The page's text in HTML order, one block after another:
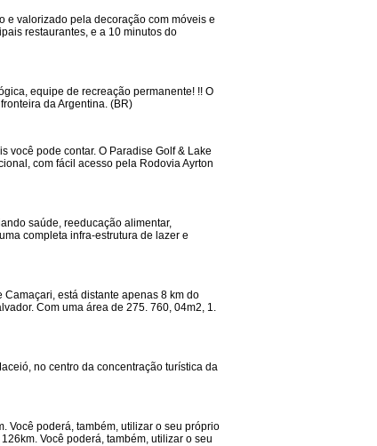
e valorizado pela decoração com móveis e
restaurantes, e a 10 minutos do
equipe de recreação permanente! !! O
da Argentina. (BR)
você pode contar. O Paradise Golf & Lake
com fácil acesso pela Rodovia Ayrton
saúde, reeducação alimentar,
completa infra-estrutura de lazer e
está distante apenas 8 km do
Com uma área de 275. 760, 04m2, 1.
no centro da concentração turística da
Você poderá, também, utilizar o seu próprio
Você poderá, também, utilizar o seu